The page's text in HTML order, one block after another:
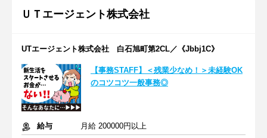
ＵＴエージェント株式会社
UTエージェント株式会社 白石旭町第2CL／《Jbbj1C》
【事務STAFF】＜残業少なめ！＞未経験OK
のコツコツ一般事務◎
給与
月給 200000円以上